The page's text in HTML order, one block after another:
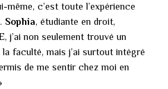
c’est toute l’expérience
Sophia, étudiante en droit,
, j’ai non seulement trouvé un
faculté, mais j’ai surtout intégré
de me sentir chez moi en